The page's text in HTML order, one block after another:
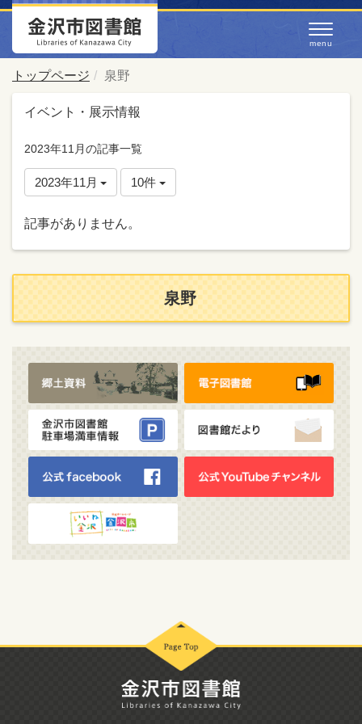
トップページ 泉野
イベント・展示情報
2023年11月の記事一覧
2023年11月 10件
記事がありません。
泉野